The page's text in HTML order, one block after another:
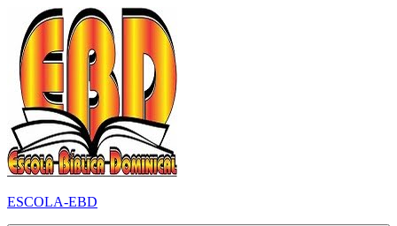
para
conteúdo
ESCOLA-EBD